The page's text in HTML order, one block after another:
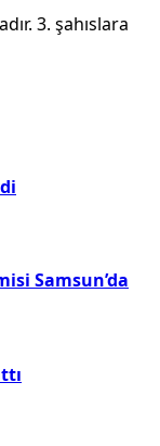
3. şahıslara
Samsun’da